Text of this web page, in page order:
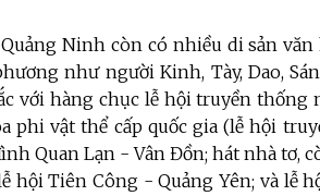
Ninh còn có nhiều di sản
như người Kinh, Tày, Dao, Sán
với hàng chục lễ hội truyền
phi vật thể cấp quốc gia (lễ hội
Quan Lạn - Vân Đồn; hát nhà tơ,
hội Tiên Công - Quảng Yên; và lễ